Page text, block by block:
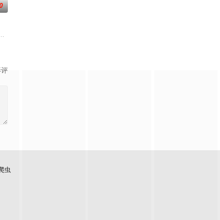
动。这群女孩，以及这个乐团，究
了，美冶被鸿藏家族的本家收养。在那里等待她的，是继母照子，以及
雷查夫，并凭借前世的理智与知识在帝国军中步步高升的故事
台，一众如同疯跑乱咬、四处乱窜的迷途犬们，热热闹闹、鸡飞狗跳的日
虫